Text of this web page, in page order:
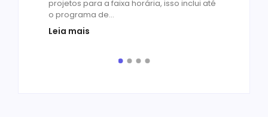
projetos para a faixa horária, isso inclui até
o programa de...
Leia mais